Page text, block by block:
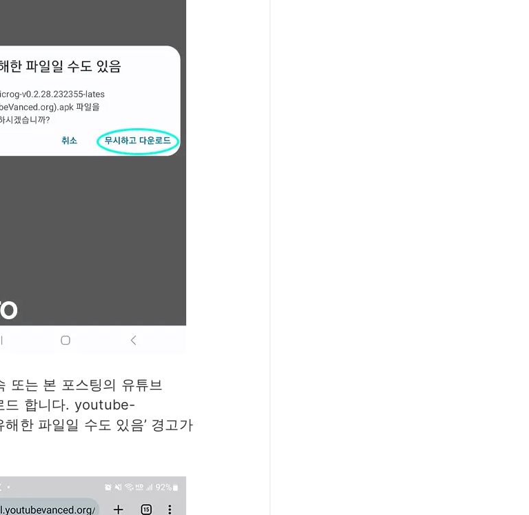
또는 본 포스팅의 유튜브
드 합니다. youtube-
한 파일일 수도 있음’ 경고가